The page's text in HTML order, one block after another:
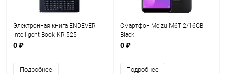
Электронная книга ENDEVER
Intelligent Book KR-525
0 ₽
Подробнее
Смартфон Meizu M6T 2/16GB
Black
0 ₽
Подробнее